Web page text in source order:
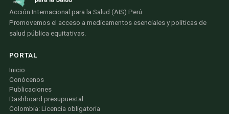
Acción Internacional para la Salud (AIS) Perú.
Promovemos el acceso a medicamentos esenciales y políticas de
salud pública equitativas.
PORTAL
Inicio
Conócenos
Publicaciones
Dashboard presupuestal
Colombia: Licencia obligatoria